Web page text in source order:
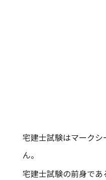
宅建士試験はマーク
ん。
宅建士試験の前身であ